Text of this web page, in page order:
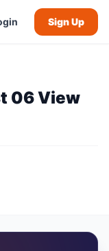
Sign Up
06 View